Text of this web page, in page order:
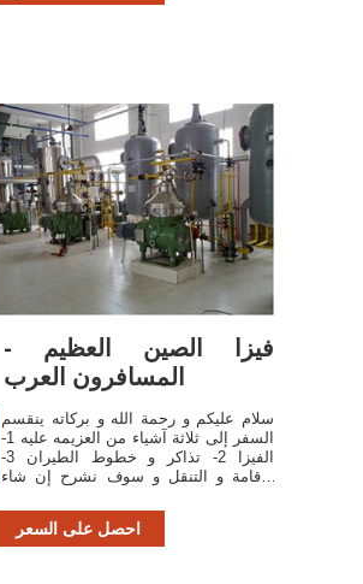
فيزا الصين العظيم -
المسافرون العرب
سلام عليكم و رحمة الله و بركاته ينقسم
السفر إلى ثلاثة آشياء من العزيمه عليه 1-
الفيزا 2- تذاكر و خطوط الطيران 3-
الإقامة و التنقل و سوف نشرح إن شاء
ممتعا بإذن الله أولا فيزا الصين و
احصل على السعر